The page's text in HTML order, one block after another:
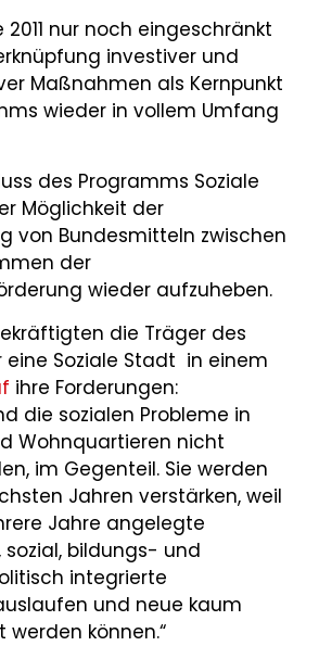
nur noch eingeschränkt
investiver und
Maßnahmen als Kernpunkt
wieder in vollem Umfang
des Programms Soziale
Möglichkeit der
von Bundesmitteln zwischen
der
wieder aufzuheben.
die Träger des
eine Soziale Stadt in einem
ihre Forderungen:
die sozialen Probleme in
Wohnquartieren nicht
im Gegenteil. Sie werden
Jahren verstärken, weil
Jahre angelegte
bildungs- und
integrierte
und neue kaum
können.“